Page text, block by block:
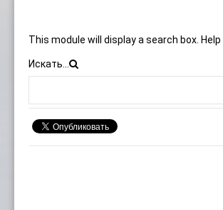
This module will display a search box. Help
Искать...